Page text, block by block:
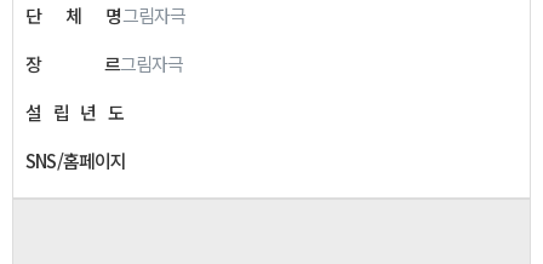
단 체 명그림자극
장
르그림자극
설 립 년 도
SNS/홈페이지